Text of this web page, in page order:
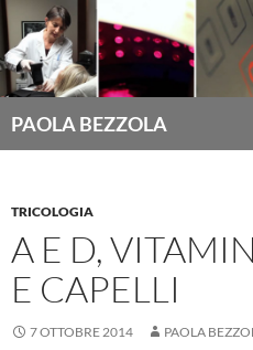
PAOLA BEZZOLA
TRICOLOGIA
A E D,
E CAPELLI
7 OTTOBRE 2014 PAOLA